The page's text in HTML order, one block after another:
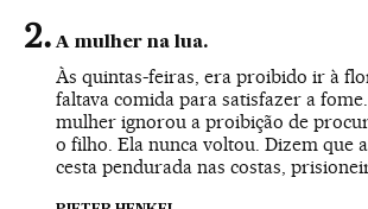
A mulher na lua.
Às quintas-feiras, era proibido ir à
faltava comida para satisfazer a
mulher ignorou a proibição de
o filho. Ela nunca voltou. Dizem que
cesta pendurada nas costas,